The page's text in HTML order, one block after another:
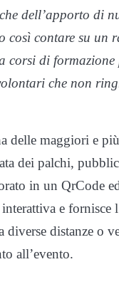
dell’apporto di
così contare su un
di
che non
delle maggiori e
dei palchi,
in un QrCode
e fornisce
diverse distanze o
all’evento.